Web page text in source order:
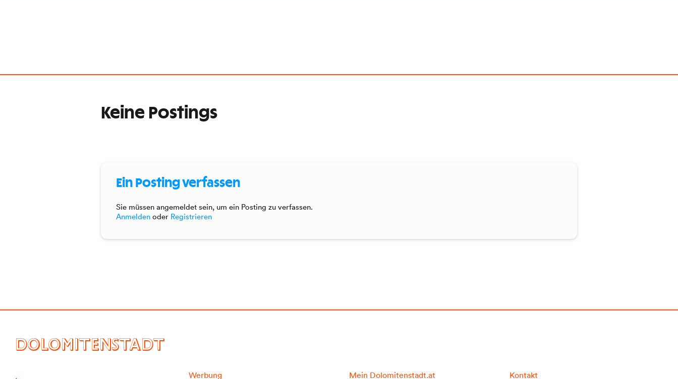
Keine Postings
Ein Posting verfassen
Sie müssen angemeldet sein, um ein Posting zu verfassen.
Anmelden oder Registrieren
DOLOMITENSTADT
Werbung Mein Dolomitenstadt.at Kontakt